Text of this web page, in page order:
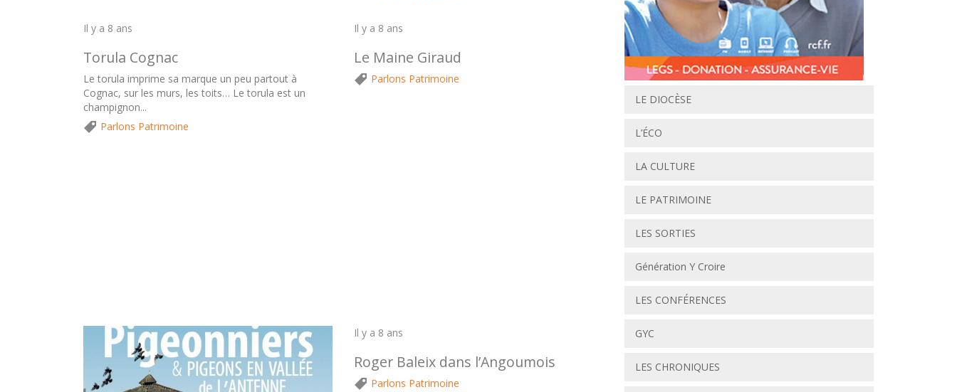
Il y a 8 ans
Torula Cognac
Le torula imprime sa marque un peu partout à
Cognac, sur les murs, les toits… Le torula est un
champignon...
Parlons Patrimoine
Il y a 8 ans
Le Maine Giraud
Parlons Patrimoine
Il y a 8 ans
Roger Baleix dans l’Angoumois
Parlons Patrimoine
LE DIOCÈSE
L’ÉCO
LA CULTURE
LE PATRIMOINE
LES SORTIES
Génération Y Croire
LES CONFÉRENCES
GYC
LES CHRONIQUES